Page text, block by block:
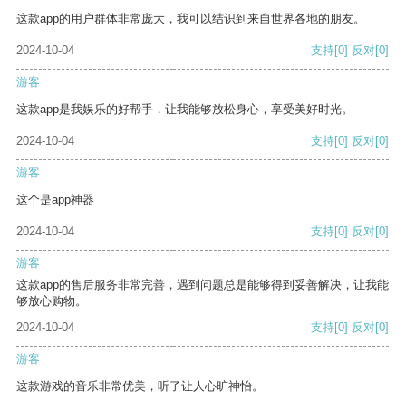
这款app的用户群体非常庞大，我可以结识到来自世界各地的朋友。
2024-10-04 支持[0] 反对[0]
游客
这款app是我娱乐的好帮手，让我能够放松身心，享受美好时光。
2024-10-04 支持[0] 反对[0]
游客
这个是app神器
2024-10-04 支持[0] 反对[0]
游客
这款app的售后服务非常完善，遇到问题总是能够得到妥善解决，让我能
够放心购物。
2024-10-04
支持[0] 反对[0]
游客
这款游戏的音乐非常优美，听了让人心旷神怡。